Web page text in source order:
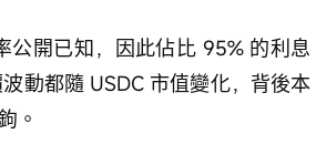
公開已知，因此佔比 95% 的利息
動都隨 USDC 市值變化，背後本
。